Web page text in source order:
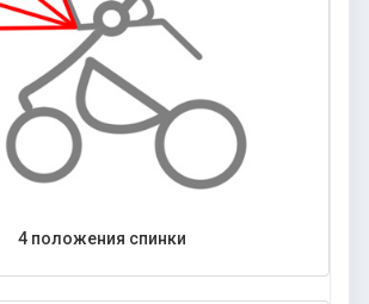
4 положения спинки